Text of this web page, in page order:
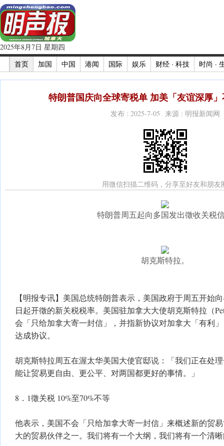
2025年8月7日 星期四
首页
加国 中国 港闻 国际 娱乐 财经 · 科技 时尚 ·
特朗普国庆向全球寄税单 加美「友谊深厚
发布 : 2025-7-05 来源 : 明报新闻网
用微信扫描二维码，分享至好友和朋友
特朗普周五起向多国发出徵收关税
胡克斯特拉。
【明报专讯】美国总统特朗普表示，美国政府于周五开始
日起开徵的新关税税率。美国驻加拿大大使胡克斯特拉（
会「只给加拿大寄一封信」，并指新协议对加拿大「有利
达成协议。
胡克斯特拉周五在渥太华美国大使官邸说：「我们正在处
能让贸易更自由、更公平、对两国都更好的事情。」
8．1徵关税 10%至70%不等
他表示，美国不会「只给加拿大寄一封信」来概述新的贸
大的贸易伙伴之一。我们将有一个大纲，我们将有一个清